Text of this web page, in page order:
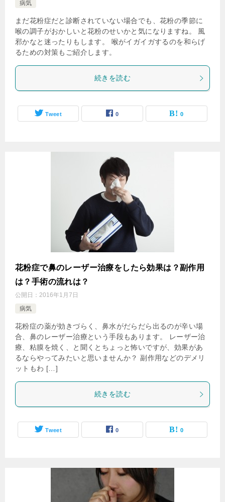
病気
まだ花粉症だと診断されていない場合でも、花粉の季節に
喉の調子がおかしいと花粉のせいかと気になりますね。 風
邪かなと迷ったりもします。 喉がイガイガするのを和らげ
るための対策もご紹介します。
続きを読む
Tweet 0 0
花粉症で鼻のレーザー治療をしたら効果は？副作用
は？手術の流れは？
公開日： 2016年1月7日
病気
花粉症の薬が効きづらく、鼻水がだらだら出るのが辛い場
合、鼻のレーザー治療という手段もあります。 レーザー治
療、粘膜を焼く、と聞くとちょっと怖いですが、効果があ
るならやってみたいと思いませんか？ 副作用などのデメリ
ットもわ […]
続きを読む
Tweet 0 0